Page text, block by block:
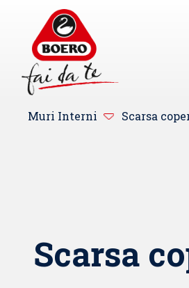
Muri Interni Scarsa
Scarsa